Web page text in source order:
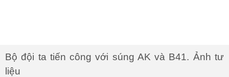
Bộ đội ta tiến công với súng AK và B41. Ảnh tư
liệu